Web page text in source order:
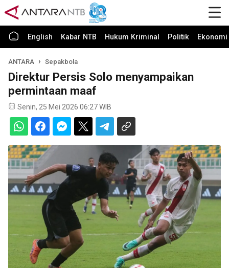
English Kabar NTB Hukum Kriminal Politik
ANTARA Sepakbola
Direktur Persis Solo menyampaikan
permintaan maaf
Senin, 25 Mei 2026 06:27 WIB